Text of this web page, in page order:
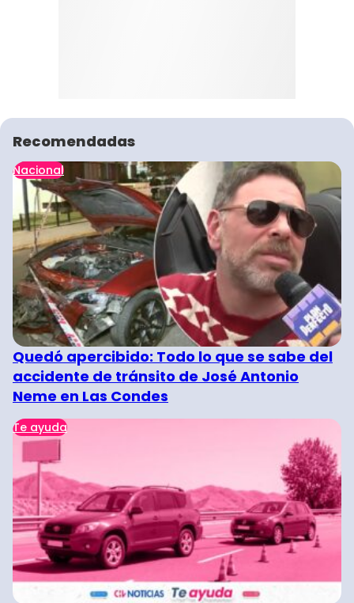
Recomendadas
Nacional
Quedó apercibido: Todo lo que se sabe del
accidente de tránsito de José Antonio
Neme en Las Condes
Te ayuda